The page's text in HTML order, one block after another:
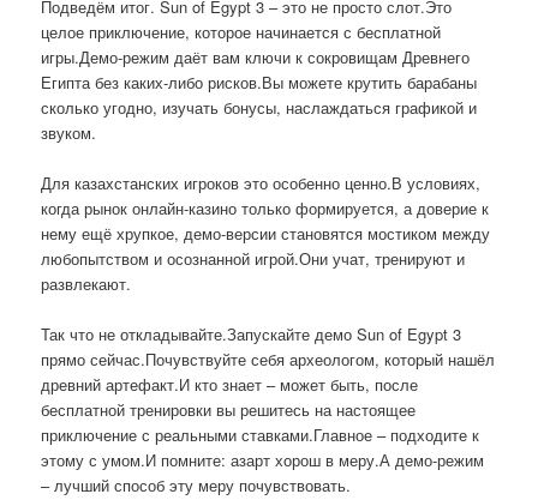
Подведём итог. Sun of Egypt 3 – это не просто слот.Это
целое приключение, которое начинается с бесплатной
игры.Демо-режим даёт вам ключи к сокровищам Древнего
Египта без каких-либо рисков.Вы можете крутить барабаны
сколько угодно, изучать бонусы, наслаждаться графикой и
звуком.
Для казахстанских игроков это особенно ценно.В условиях,
когда рынок онлайн-казино только формируется, а доверие к
нему ещё хрупкое, демо-версии становятся мостиком между
любопытством и осознанной игрой.Они учат, тренируют и
развлекают.
Так что не откладывайте.Запускайте демо Sun of Egypt 3
прямо сейчас.Почувствуйте себя археологом, который нашёл
древний артефакт.И кто знает – может быть, после
бесплатной тренировки вы решитесь на настоящее
приключение с реальными ставками.Главное – подходите к
этому с умом.И помните: азарт хорош в меру.А демо-режим
– лучший способ эту меру почувствовать.